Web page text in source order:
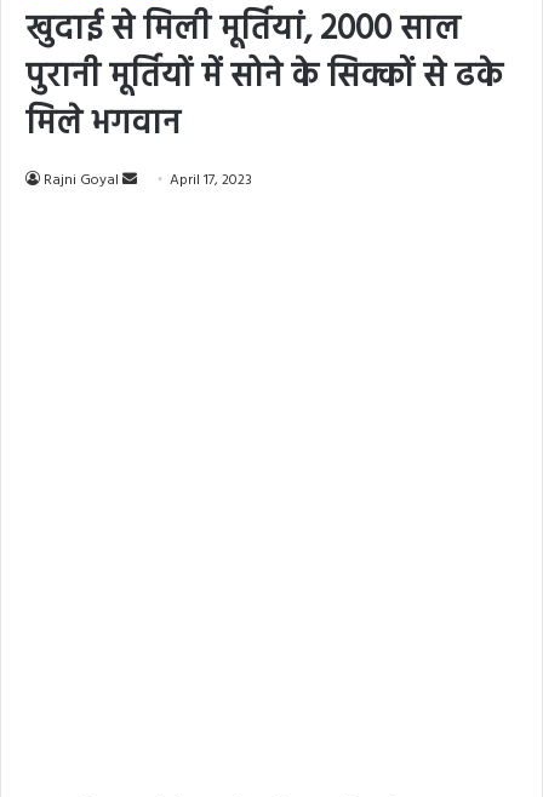
खुदाई से मिली मूर्तियां, 2000 साल
पुरानी मूर्तियों में सोने के सिक्कों से ढके
मिले भगवान
Rajni Goyal
Send April 17, 2023